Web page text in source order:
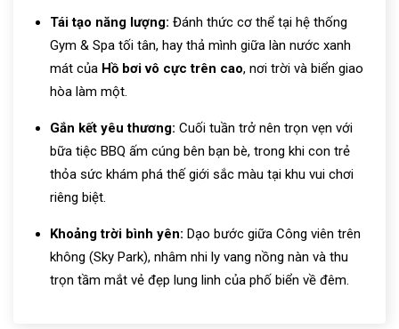
Tái tạo năng lượng: Đánh thức cơ thể tại hệ thống
Gym & Spa tối tân, hay thả mình giữa làn nước xanh
mát của Hồ bơi vô cực trên cao, nơi trời và biển giao
hòa làm một.
Gắn kết yêu thương: Cuối tuần trở nên trọn vẹn với
bữa tiệc BBQ ấm cúng bên bạn bè, trong khi con trẻ
thỏa sức khám phá thế giới sắc màu tại khu vui chơi
riêng biệt.
Khoảng trời bình yên: Dạo bước giữa Công viên trên
không (Sky Park), nhâm nhi ly vang nồng nàn và thu
trọn tầm mắt vẻ đẹp lung linh của phố biển về đêm.